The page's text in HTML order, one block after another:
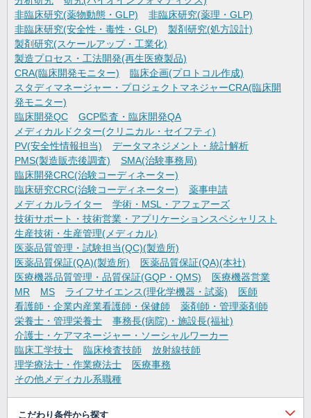
非臨床研究(薬物動態・GLP)
非臨床研究(薬理・GLP)
非臨床研究(安全性・毒性・GLP)
製剤研究(処方設計)
製剤研究(スケールアップ・工業化)
製造プロセス・工法開発(再生医療製品)
CRA(臨床開発モニター)
臨床企画(プロトコル作成)
スタディマネージャー・プロジェクトマネジャーCRA(臨床開
発モニター)
臨床開発QC
GCP監査・臨床開発QA
メディカルドクター(クリニカル・セイフティ)
PV(安全性情報担当)
データマネジメント・統計解析
PMS(製造販売後調査)
SMA(治験事務局)
臨床開発CRC(治験コーディネーター)
臨床研究CRC(治験コーディネーター)
薬事申請
メディカルライター
学術・MSL・アフェアーズ
技術サポート・技術営業・アプリケーションスペシャリスト
生産技術・生産管理(メディカル)
医薬品質管理・試験担当(QC)(製造所)
医薬品質保証(QA)(製造所)
医薬品質保証(QA)(本社)
医療機器品質管理・品質保証(GQP・QMS)
医療機器営業
MR
MS ライフサイエンス(理化学機器・試薬)
医師
看護師・企業内産業看護師・保健師
薬剤師・管理薬剤師
栄養士・管理栄養士
事務長(病院)・施設長(福祉)
介護士・ケアマネージャー・ソーシャルワーカー
臨床工学技士
臨床検査技師
放射線技師
理学療法士・作業療法士
医療事務
その他メディカル系職種
こだわり条件から探す